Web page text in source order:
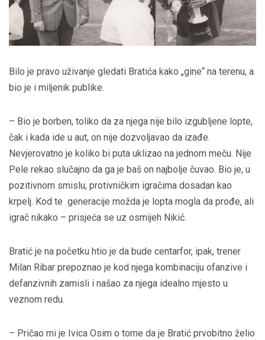
Bilo je pravo uživanje gledati Bratića kako „gine“ na terenu, a
bio je i miljenik publike.
– Bio je borben, toliko da za njega nije bilo izgubljene lopte,
čak i kada ide u aut, on nije dozvoljavao da izađe.
Nevjerovatno je koliko bi puta uklizao na jednom meču. Nije
Pele rekao slučajno da ga je baš on najbolje čuvao. Bio je, u
pozitivnom smislu, protivničkim igračima dosadan kao
krpelj. Kod te generacije možda je lopta mogla da prođe, ali
igrač nikako – prisjeća se uz osmijeh Nikić.
Bratić je na početku htio je da bude centarfor, ipak, trener
Milan Ribar prepoznao je kod njega kombinaciju ofanzive i
defanzivnih zamisli i našao za njega idealno mjesto u
veznom redu.
– Pričao mi je Ivica Osim o tome da je Bratić prvobitno želio